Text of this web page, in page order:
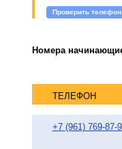
Проверить телефон
Номера
ТЕЛЕФОН
+7 (961) 769-87-